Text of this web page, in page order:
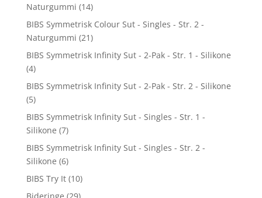
Naturgummi (14)
BIBS Symmetrisk Colour Sut - Singles - Str. 2 -
Naturgummi (21)
BIBS Symmetrisk Infinity Sut - 2-Pak - Str. 1 - Silikone
(4)
BIBS Symmetrisk Infinity Sut - 2-Pak - Str. 2 - Silikone
(5)
BIBS Symmetrisk Infinity Sut - Singles - Str. 1 -
Silikone (7)
BIBS Symmetrisk Infinity Sut - Singles - Str. 2 -
Silikone (6)
BIBS Try It (10)